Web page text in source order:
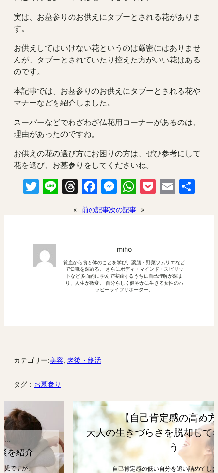
実は、お墓参りのお供えにタブーとされる花がありま
す。
お供えしてはいけない花というのは厳密にはありませ
んが、タブーとされていたり控えた方がいい花はある
のです。
本記事では、お墓参りのお供えにタブーとされる花や
マナーなどを紹介しました。
スーパーなどでわざわざ仏花用コーナーがあるのは、
理由があったのですね。
お供えの花の選び方にお困りの方は、ぜひ参考にして
花を選び、お墓参りをしてくださいね。
Twitter
LineThreads
Facebook
Messenger
WhatsApp
Pocket
Email
« 前の記事次の記事 »
miho
貧血から食と体のことを学び、薬膳・野菜ソムリエなど
で知識を深める。 さらにボディ・マインド・スピリッ
トなど多面的に学んで実践するうちに自己理解が深ま
り、人生が激変。 自分らしく健やかに生きる女性のハ
ッピーライフサポーター。
カテゴリー:美容, 老後・終活
タグ： お墓参り
【自己肯定感の高め方】
大人の生きづらさを脱却して幸せになろ
う
自己肯定感の低い自分を追い詰めてしまうと、